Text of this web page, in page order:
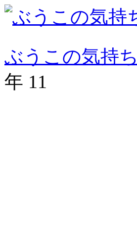
ぶうこの気持ち
年 11